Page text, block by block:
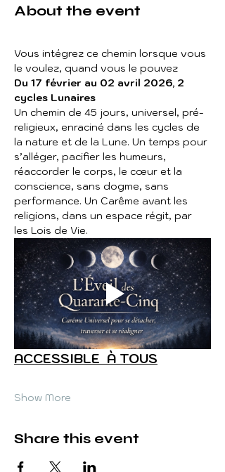
About the event
Vous intégrez ce chemin lorsque vous
le voulez, quand vous le pouvez
Du 17 février au 02 avril 2026, 2
cycles Lunaires
Un chemin de 45 jours, universel, pré-
religieux, enraciné dans les cycles de
la nature et de la Lune. Un temps pour
s’alléger, pacifier les humeurs,
réaccorder le corps, le cœur et la
conscience, sans dogme, sans
performance. Un Carême avant les
religions, dans un espace régit, par
les Lois de Vie.
ACCESSIBLE  À TOUS
Show More
Share this event